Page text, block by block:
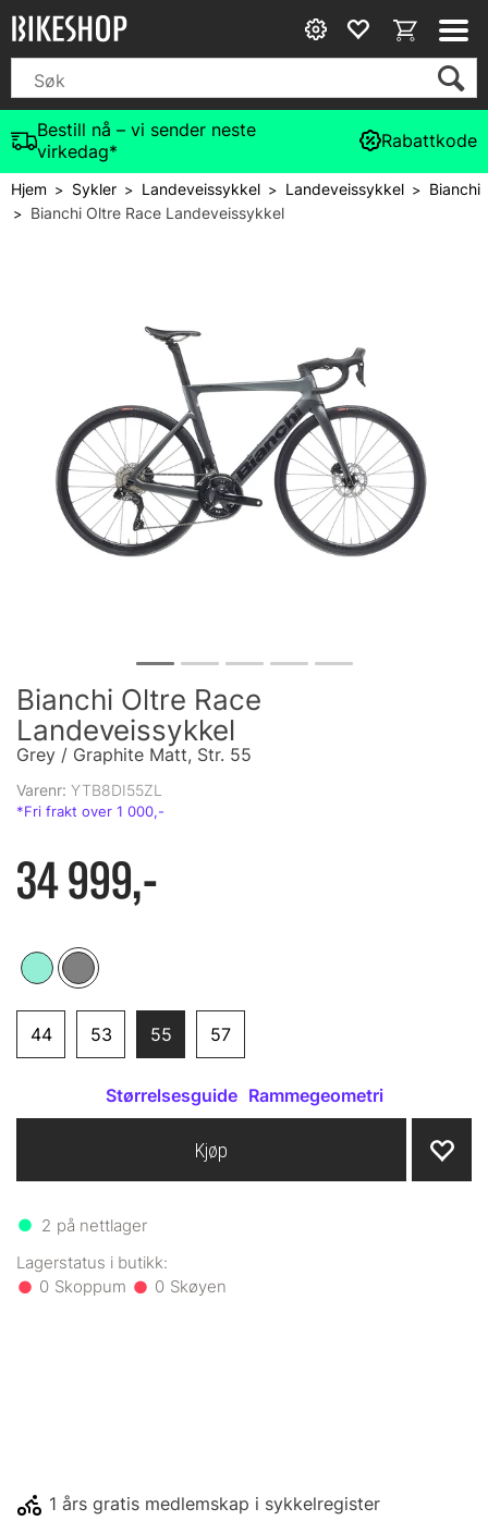
Bestill nå – vi sender neste
virkedag*
Rabattkode
Hjem> Sykler> Landeveissykkel > Landeveissykkel > Bianchi
> Bianchi Oltre Race Landeveissykkel
Bianchi Oltre Race
Landeveissykkel
Grey / Graphite Matt, Str. 55
Varenr: YTB8DI55ZL
34 999,-
44 53 55 57
Størrelsesguide Rammegeometri
2 på nettlager
0 0
Kjøp
1 års gratis medlemskap i sykkelregister